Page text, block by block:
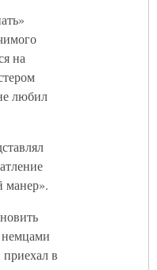
на
любил
манер».
в